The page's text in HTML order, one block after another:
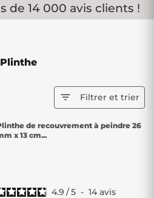
de 14 000 avis clients !
Plinthe
 Filtrer et trier
de recouvrement à peindre 26
x 13 cm...
4.9 /5 - 14 avis